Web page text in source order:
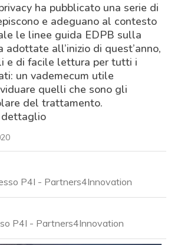
ha pubblicato una serie di
e adeguano al contesto
le linee guida EDPB sulla
adottate all’inizio di quest’anno,
e di facile lettura per tutti i
un vademecum utile
quelli che sono gli
del trattamento.
dettaglio
P4I - Partners4Innovation
P4I - Partners4Innovation